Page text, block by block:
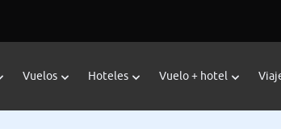
Vuelos Hoteles Vuelo + hotel